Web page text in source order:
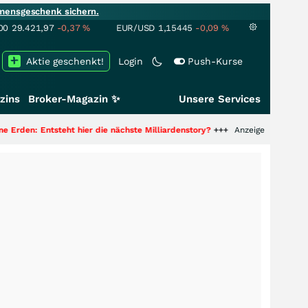
sichern.
29.421,97 -0,37% EUR/USD 1,15445 -0,09 %
Login Push-Kurse
Aktie geschenkt!
Broker-Magazin ✨ Unsere Services
hier die nächste Milliardenstory?+++ Anzeige